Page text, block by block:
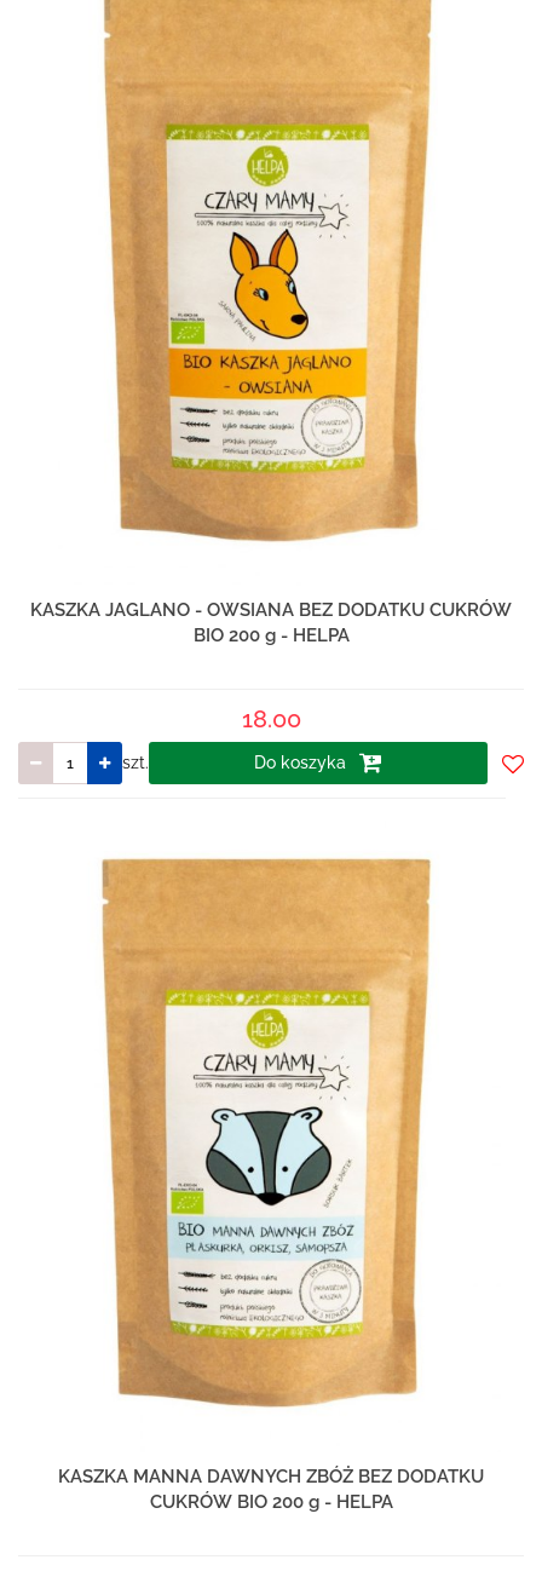
KASZKA JAGLANO - OWSIANA BEZ DODATKU CUKRÓW
BIO 200 g - HELPA
18.00
szt. Do koszyka
KASZKA MANNA DAWNYCH ZBÓŻ BEZ DODATKU
CUKRÓW BIO 200 g - HELPA